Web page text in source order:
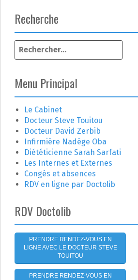
a
v
i
g
a
t
i
o
n
d
e
l
a
Recherche
e
h
e
r
c
h
e
r
:
Menu Principal
Le Cabinet
Docteur Steve Touitou
Docteur David Zerbib
Infirmière Nadège Oba
Diététicienne Sarah Sarfati
Les Internes et Externes
Congés et absences
RDV en ligne par Doctolib
RDV Doctolib
PRENDRE RENDEZ-VOUS EN
LIGNE AVEC LE DOCTEUR STEVE
TOUITOU
PRENDRE RENDEZ-VOUS EN